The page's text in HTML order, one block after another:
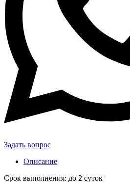
Задать вопрос
Описание
Срок выполнения: до 2 суток